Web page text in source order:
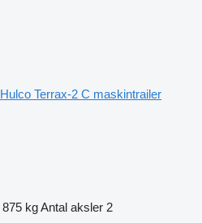
Hulco Terrax-2 C maskintrailer
875 kgAntal aksler 2